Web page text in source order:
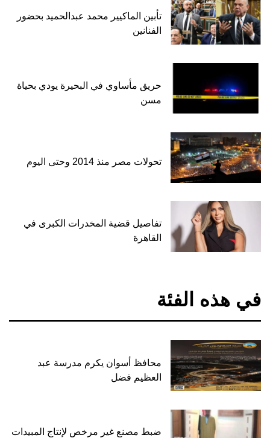
تأبين الماكيير محمد عبدالحميد بحضور
الفنانين
حريق مأساوي في البحيرة يودي بحياة
مسن
تحولات مصر منذ 2014 وحتى اليوم
تفاصيل قضية المخدرات الكبرى في
القاهرة
في هذه الفئة
محافظ أسوان يكرم مدرسة عبد
العظيم فضل
ضبط مصنع غير مرخص لإنتاج المبيدات